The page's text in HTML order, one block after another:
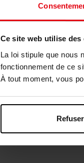
Ce site web utilise des
La loi stipule que nous
fonctionnement de ce
À tout moment, vous
Refuser
Beleid inzake